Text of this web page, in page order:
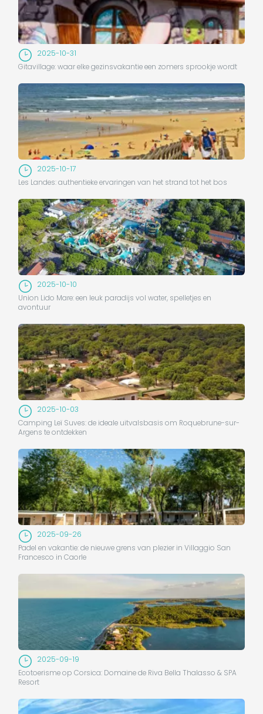
2025-10-31
Gitavillage: waar elke gezinsvakantie een zomers sprookje wordt
2025-10-17
Les Landes: authentieke ervaringen van het strand tot het bos
2025-10-10
Union Lido Mare: een leuk paradijs vol water, spelletjes en
avontuur
2025-10-03
Camping Leï Suves: de ideale uitvalsbasis om Roquebrune-sur-
Argens te ontdekken
2025-09-26
Padel en vakantie: de nieuwe grens van plezier in Villaggio San
Francesco in Caorle
2025-09-19
Ecotoerisme op Corsica: Domaine de Riva Bella Thalasso & SPA
Resort